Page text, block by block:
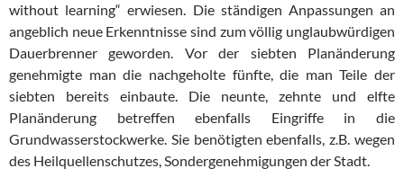
without learning“ erwiesen. Die ständigen Anpassungen an
angeblich neue Erkenntnisse sind zum völlig unglaubwürdigen
Dauerbrenner geworden. Vor der siebten Planänderung
genehmigte man die nachgeholte fünfte, die man Teile der
siebten bereits einbaute. Die neunte, zehnte und elfte
Planänderung betreffen ebenfalls Eingriffe in die
Grundwasserstockwerke. Sie benötigten ebenfalls, z.B. wegen
des Heilquellenschutzes, Sondergenehmigungen der Stadt.